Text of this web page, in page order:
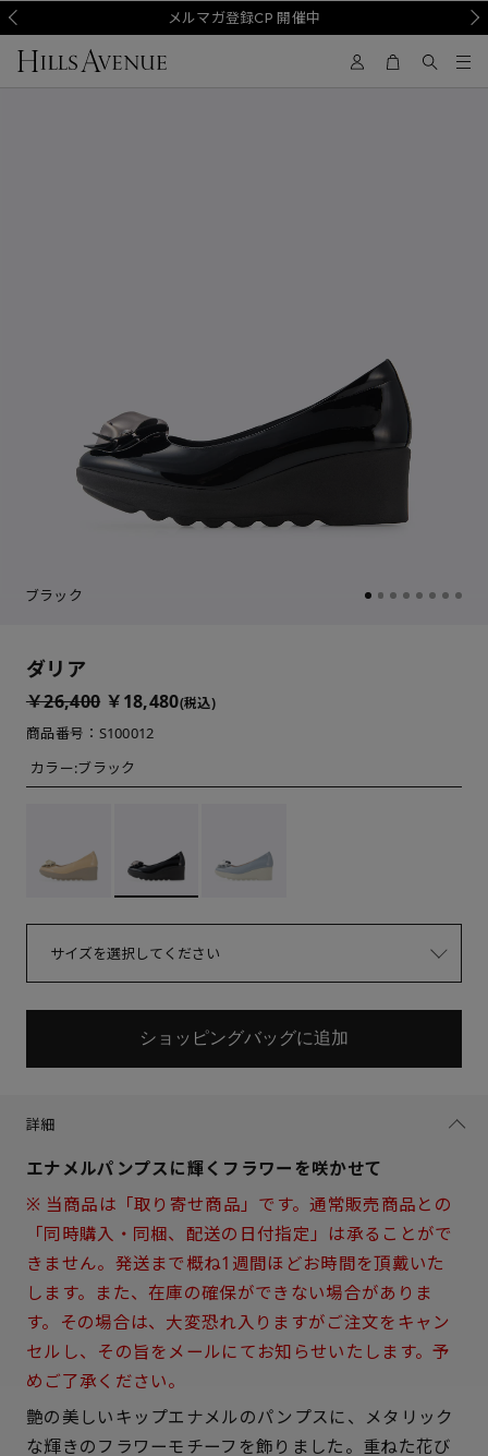
メルマガ登録CP 開催中
ブラック
ダリア
￥26,400 ￥18,480(税込)
商品番号：S100012
カラー:ブラック
サイズを選択してください
サイズを選択してください
ショッピングバッグに追加
詳細
エナメルパンプスに輝くフラワーを咲かせて
※ 当商品は「取り寄せ商品」です。通常販売商品との
「同時購入・同梱、配送の日付指定」は承ることがで
きません。発送まで概ね1週間ほどお時間を頂戴いた
します。また、在庫の確保ができない場合がありま
す。その場合は、大変恐れ入りますがご注文をキャン
セルし、その旨をメールにてお知らせいたします。予
めご了承ください。
艶の美しいキップエナメルのパンプスに、メタリック
な輝きのフラワーモチーフを飾りました。重ねた花び